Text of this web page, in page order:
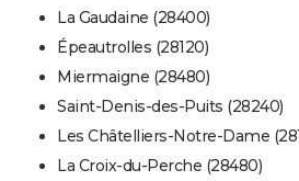
La Gaudaine (28400)
Épeautrolles (28120)
Miermaigne (28480)
Saint-Denis-des-Puits (28240)
Les Châtelliers-Notre-Dame
La Croix-du-Perche (28480)